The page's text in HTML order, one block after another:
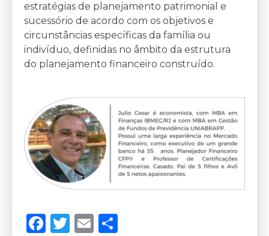
estratégias de planejamento patrimonial e
sucessório de acordo com os objetivos e
circunstâncias específicas da família ou
indivíduo, definidas no âmbito da estrutura
do planejamento financeiro construído.
Facebook
Twitter
Email